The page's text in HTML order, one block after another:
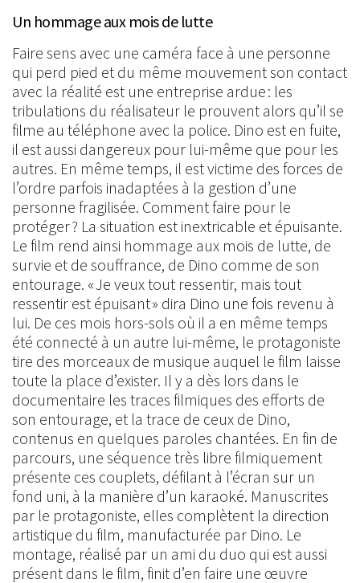
Un hommage aux mois de lutte
Faire sens avec une caméra face à une personne
qui perd pied et du même mouvement son contact
avec la réalité est une entreprise ardue : les
tribulations du réalisateur le prouvent alors qu’il se
filme au téléphone avec la police. Dino est en fuite,
il est aussi dangereux pour lui-même que pour les
autres. En même temps, il est victime des forces de
l’ordre parfois inadaptées à la gestion d’une
personne fragilisée. Comment faire pour le
protéger ? La situation est inextricable et épuisante.
Le film rend ainsi hommage aux mois de lutte, de
survie et de souffrance, de Dino comme de son
entourage. « Je veux tout ressentir, mais tout
ressentir est épuisant » dira Dino une fois revenu à
lui. De ces mois hors-sols où il a en même temps
été connecté à un autre lui-même, le protagoniste
tire des morceaux de musique auquel le film laisse
toute la place d’exister. Il y a dès lors dans le
documentaire les traces filmiques des efforts de
son entourage, et la trace de ceux de Dino,
contenus en quelques paroles chantées. En fin de
parcours, une séquence très libre filmiquement
présente ces couplets, défilant à l’écran sur un
fond uni, à la manière d’un karaoké. Manuscrites
par le protagoniste, elles complètent la direction
artistique du film, manufacturée par Dino. Le
montage, réalisé par un ami du duo qui est aussi
présent dans le film, finit d’en faire une œuvre